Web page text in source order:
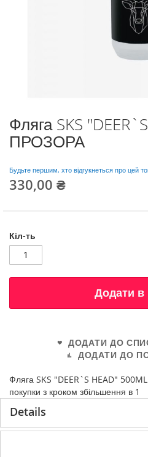
Перейти
до
початку
зображень
Фляга SKS
ПРОЗОРА
Будьте першим, хто відгукнеться про цей
330,00 ₴
Кіл-ть
Додати в
ДОДАТИ ДО
ДОДАТИ ДО
Фляга SKS "DEER`S HEAD"
покупки з кроком збільшення в 1
Details